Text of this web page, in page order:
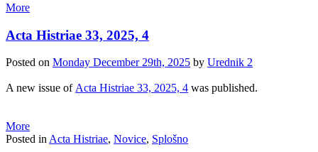
More
Acta Histriae 33, 2025, 4
Posted on Monday December 29th, 2025 by Urednik 2
A new issue of Acta Histriae 33, 2025, 4 was published.
More
Posted in Acta Histriae, Novice, Splošno